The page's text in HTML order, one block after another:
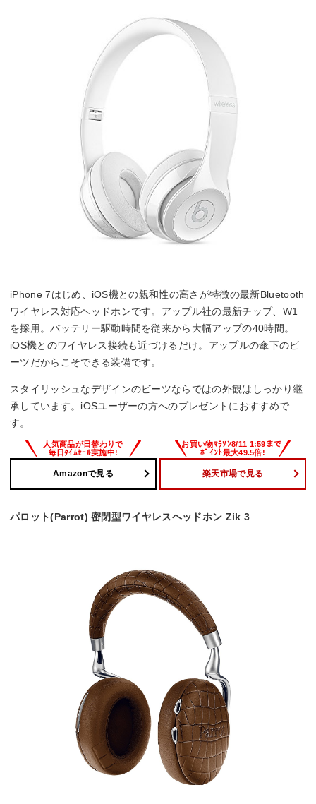
iPhone 7はじめ、iOS機との親和性の高さが特徴の最新Bluetooth
ワイヤレス対応ヘッドホンです。アップル社の最新チップ、W1
を採用。バッテリー駆動時間を従来から大幅アップの40時間。
iOS機とのワイヤレス接続も近づけるだけ。アップルの傘下のビ
ーツだからこそできる装備です。
スタイリッシュなデザインのビーツならではの外観はしっかり継
承しています。iOSユーザーの方へのプレゼントにおすすめで
す。
Amazonで見る 楽天市場で見る
パロット(Parrot) 密閉型ワイヤレスヘッドホン Zik 3